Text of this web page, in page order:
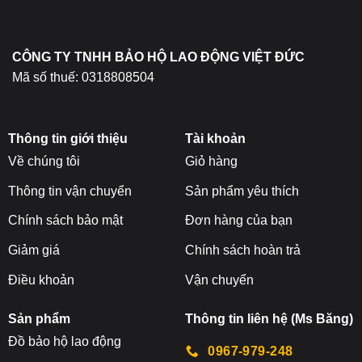
phẩm
CÔNG TY TNHH BẢO HỘ LAO ĐỘNG VIỆT ĐỨC
Mã số thuế: 0318808504
Thông tin giới thiệu
Về chúng tôi
Thông tin vận chuyển
Chính sách bảo mật
Giảm giá
Điều khoản
Tài khoản
Giỏ hàng
Sản phẩm yêu thích
Đơn hàng của bạn
Chính sách hoàn trả
Vận chuyển
Sản phẩm
Đồ bảo hộ lao động
Thông tin liên hệ (Ms Băng)
0967-979-248